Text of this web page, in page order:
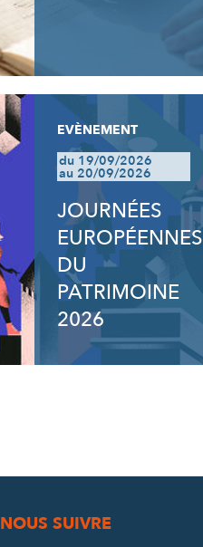
EVÈNEMENT
du 19/09/2026
au 20/09/2026
JOURNÉES
EUROPÉENNES
DU
PATRIMOINE
2026
NOUS SUIVRE